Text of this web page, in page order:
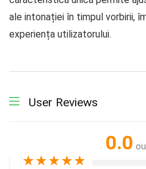
ale intonației în timpul vorbirii,
experiența utilizatorului.
User Reviews
0.0
★★★★★